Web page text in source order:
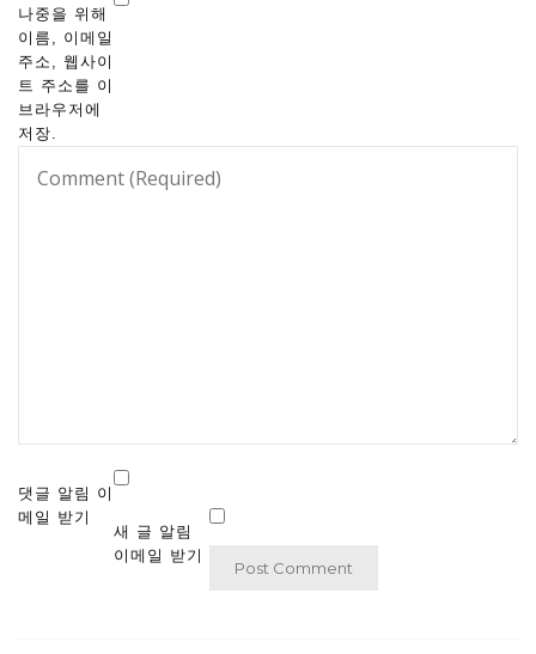
나중을 위해
이름, 이메일
주소, 웹사이
트 주소를 이
브라우저에
저장.
댓글 알림 이
메일 받기
새 글 알림
이메일 받기